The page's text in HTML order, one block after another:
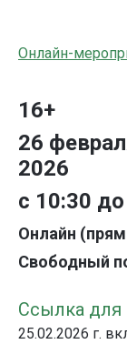
Онлайн-
16+
26
2026
с 10:30
Онлайн
Свободный
Ссылка для
25.02.2026 г.